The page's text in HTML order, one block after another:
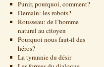
Punir, pourquoi, comment?
Demain: les robots?
Rousseau: de l’homme
naturel au citoyen
Pourquoi nous faut-il des
héros?
La tyrannie du désir